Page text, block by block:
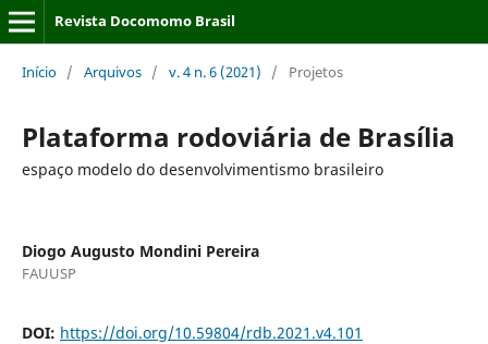
Revista Docomomo Brasil
Início / Arquivos / v. 4 n. 6 (2021) / Projetos
Plataforma rodoviária de Brasília
espaço modelo do desenvolvimentismo brasileiro
Diogo Augusto Mondini Pereira
FAUUSP
DOI: https://doi.org/10.59804/rdb.2021.v4.101